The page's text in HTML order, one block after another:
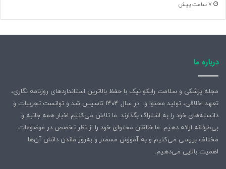
7 ساعت پیش
درباره ما
مجله پزشکی و سلامت رایکو نیک با حفظ بالاترین استانداردهای روزنامه نگاری،
تعهد اخلاقی، تولید محتوا و.. در سال ۱۴۰۴ تاسیس شد و توانست تجربیات و
دانسته‌های خود را به اشتراک بگذارند. ما تلاش می‌کنیم اخبار همه جانبه و
بی‌طرفانه ارائه دهیم. ما خالقان محتوای خود را از نظر تخصص در موضوعات
مختلف بررسی می‌کنیم و به آموزش مسمتر و به‌روز ماندن دانش آن‌ها
اهمیت بالایی می‌دهیم.